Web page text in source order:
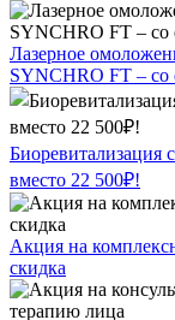
Лазерное
SYNCHRO FT – со
Биоревитализация
вместо 22 500₽!
Акция на
скидка